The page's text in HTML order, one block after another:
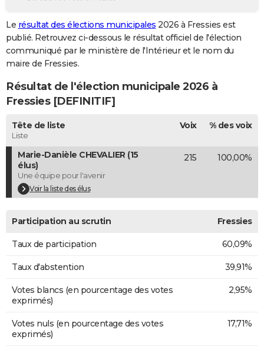
GUIDES D'ACHAT
BONS PLANS
CARTE DE VOEUX
Carte de Noël
Carte Bonne année
Carte Saint-Valentin
Carte Pâques
Carte d'anniversaire
DICTIONNAIRE
Dictionnaire
Biographies
Citations
Expressions
Proverbes
PROGRAMME TV
COPAINS D'AVANT
S'inscrire
Se connecter
Lycées
Collèges
Primaires
Universités
Entreprises
Service militaire
Avis de recherche
AVIS DE DÉCÈS
Bricolage
Lifestyle
Culture
Sport
Auto
Television
Voyage
Cinema
Le résultat des élections municipales 2026 à Fressies est
publié. Retrouvez ci-dessous le résultat officiel de l'élection
communiqué par le ministère de l'Intérieur et le nom du
maire de Fressies.
Résultat de l'élection municipale 2026 à
Fressies [DEFINITIF]
Tête de liste
Liste
Voix % des voix
Marie-Danièle CHEVALIER (15
élus)
Une équipe pour l'avenir
Voir la liste des élus
215 100,00%
Participation au scrutin Fressies
Taux de participation 60,09%
Taux d'abstention 39,91%
Votes blancs (en pourcentage des votes
exprimés)
2,95%
Votes nuls (en pourcentage des votes
exprimés)
17,71%